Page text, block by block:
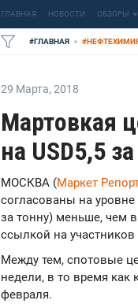
ГЛАВНАЯ НОВОСТИ ОБЗОРЫ
#НОВОСТИ #
29 Марта, 2018
Мартовкая
на USD5,5
МОСКВА (Маркет
согласованы на уровне
за тонну) меньше, чем
ссылкой на
Между тем, спотовые
недели, в то время как
февраля.